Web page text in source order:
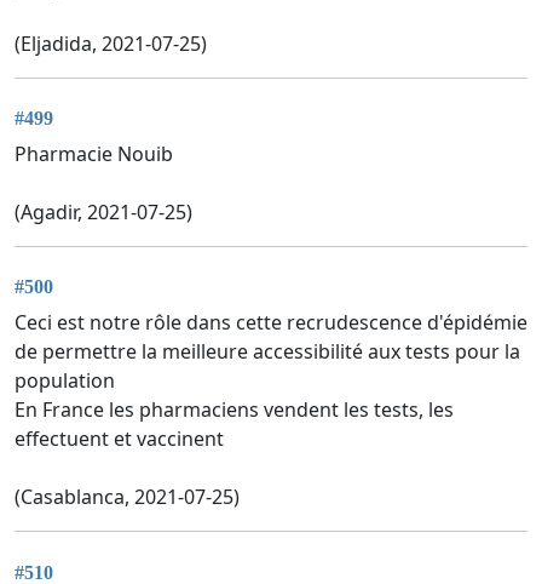
(Eljadida, 2021-07-25)
#499
Pharmacie Nouib
(Agadir, 2021-07-25)
#500
Ceci est notre rôle dans cette recrudescence d'épidémie
de permettre la meilleure accessibilité aux tests pour la
population
En France les pharmaciens vendent les tests, les
effectuent et vaccinent
(Casablanca, 2021-07-25)
#510